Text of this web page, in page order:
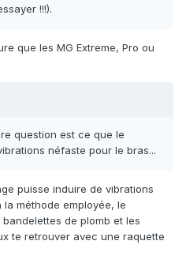
!!!).
que les MG Extreme, Pro ou
question est ce que le
néfaste pour le bras...
puisse induire de vibrations
méthode employée, le
de plomb et les
te retrouver avec une raquette